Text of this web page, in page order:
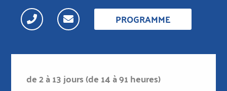
PROGRAMME
de 2 à 13 jours (de 14 à 91 heures)